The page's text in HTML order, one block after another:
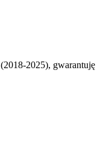
(2018-2025), gwarantuję